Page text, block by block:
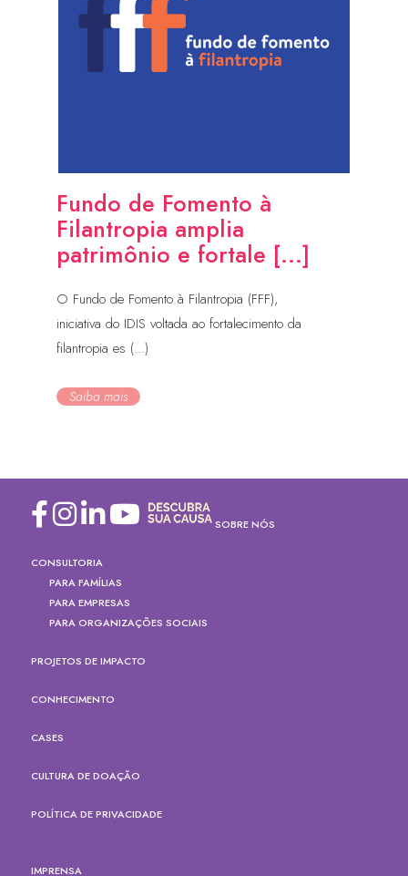
Fundo de Fomento à
Filantropia amplia
patrimônio e fortale [...]
O Fundo de Fomento à Filantropia (FFF),
iniciativa do IDIS voltada ao fortalecimento da
filantropia es (...)
Saiba mais
SOBRE NÓS
CONSULTORIA
PARA FAMÍLIAS
PARA EMPRESAS
PARA ORGANIZAÇÕES SOCIAIS
PROJETOS DE IMPACTO
CONHECIMENTO
CASES
CULTURA DE DOAÇÃO
POLÍTICA DE PRIVACIDADE
IMPRENSA